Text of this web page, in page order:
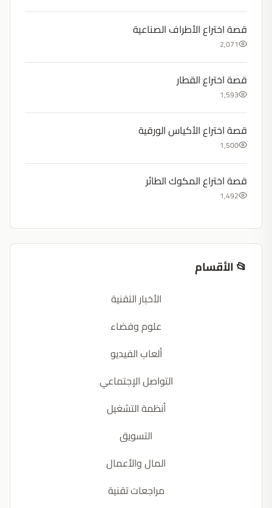
قصة اختراع الأطراف الصناعية
2,071
قصة اختراع القطار
1,593
قصة اختراع الأكياس الورقية
1,500
قصة اختراع المكوك الطائر
1,492
📂 الأقسام
الأخبار التقنية
علوم وفضاء
ألعاب الفيديو
التواصل الإجتماعي
أنظمة التشغيل
التسويق
المال والأعمال
مراجعات تقنية